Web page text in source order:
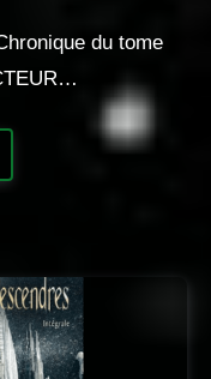
du tome